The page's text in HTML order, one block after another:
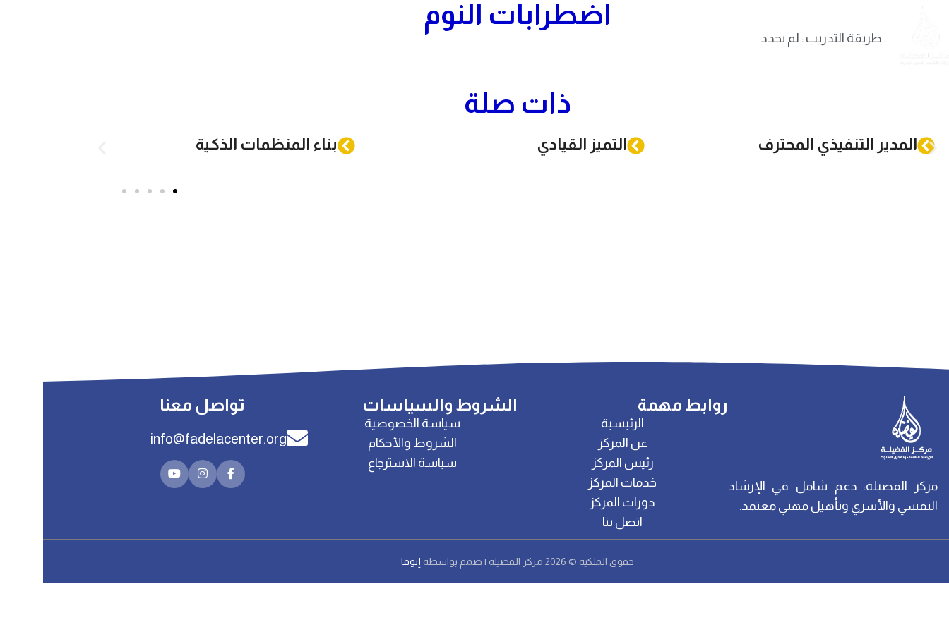
اختبارات المركز
اضطرابات النوم
طريقة التدريب : لم يحدد
ذات صلة
المدير التنفيذي المحترف التميز القيادي بناء المنظمات الذكية
مركز الفضيلة: دعم شامل في الإرشاد
النفسي والأسري وتأهيل مهني معتمد.
روابط مهمة
الرئيسية
عن المركز
رئيس المركز
خدمات المركز
دورات المركز
اتصل بنا
الشروط والسياسات
سياسة الخصوصية
الشروط والأحكام
سياسة الاسترجاع
تواصل معنا
info@fadelacenter.org
حقوق الملكية © 2026 مركز الفضيلة | صمم بواسطة إنوفا